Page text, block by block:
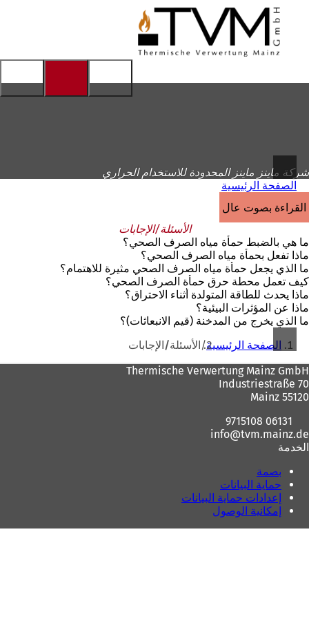
الانتقال إلى المحتوى
الصفحة
الرئيسية
شركة ماينز ماينز المحدودة للاستخدام الحراري
الصفحة الرئيسية
القراءة بصوت عالٍ
الأسئلة/الإجابات
ما هي بالضبط حمأة مياه الصرف الصحي؟
ماذا تفعل بحمأة مياه الصرف الصحي؟
ما الذي يجعل حمأة مياه الصرف الصحي مثيرة للاهتمام؟
كيف تعمل محطة حرق حمأة الصرف الصحي؟
ماذا يحدث للطاقة المتولدة أثناء الاحتراق؟
ماذا عن المؤثرات البيئية؟
ما الذي يخرج من المدخنة (قيم الانبعاثات)؟
أنت
هنا
الصفحة الرئيسية الأسئلة/الإجابات
منطقة
القدم
Thermische Verwertung Mainz GmbH
Industriestraße 70
55120 Mainz
06131 9715108
info
tvm.mainz de
الخدمة
بصمة
حماية البيانات
إعدادات حماية البيانات
إمكانية الوصول